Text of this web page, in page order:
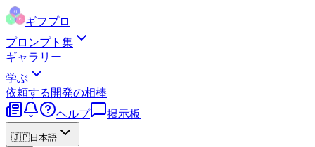
ギフプロ
プロンプト集
ギャラリー
学ぶ
依頼する 開発の相棒
ヘルプ
掲示板
🇯🇵日本語